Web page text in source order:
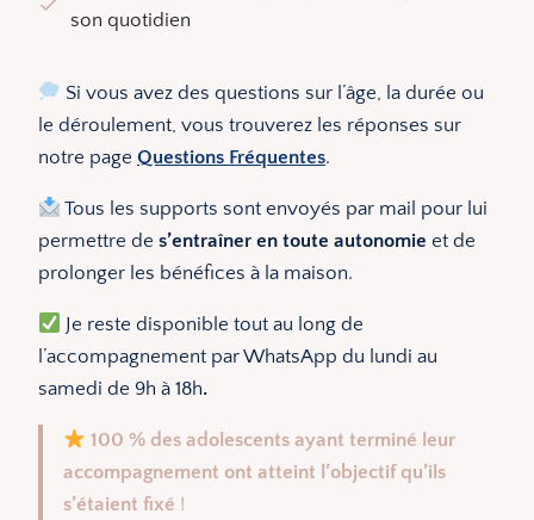
son quotidien
Si vous avez des questions sur l’âge, la durée ou
le déroulement, vous trouverez les réponses sur
notre page Questions Fréquentes.
Tous les supports sont envoyés par mail pour lui
permettre de s’entraîner en toute autonomie et de
prolonger les bénéfices à la maison.
Je reste disponible tout au long de
l’accompagnement par WhatsApp du lundi au
samedi de 9h à 18h.
100 % des adolescents ayant terminé leur
accompagnement ont atteint l’objectif qu’ils
s’étaient fixé !